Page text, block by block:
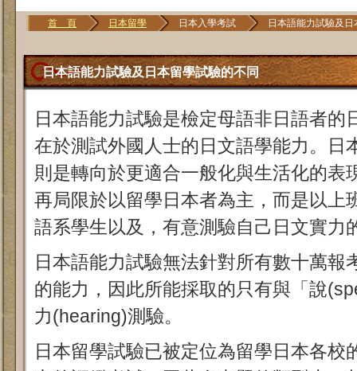
首 頁 日本留學 日本入學考試 日本語能力試驗及
日本語能力試驗及日本留學試驗的不同
日本語能力試驗是檢定母語非日語者的
在於測試外國人士的日文語學能力。日
則是轉向於更適合一般化與生活化的表
再局限於以留學日本者為主，而是以上
語系學生以及，有意測驗自己日文實力
日本語能力試驗無法針對所有數十萬報
的能力，因此所能採取的只有與「說
力(hearing)測驗。
日本留學試驗已被定位為留學日本各校